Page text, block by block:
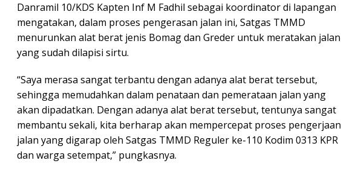
Danramil 10/KDS Kapten Inf M Fadhil sebagai koordinator di lapangan
mengatakan, dalam proses pengerasan jalan ini, Satgas TMMD
menurunkan alat berat jenis Bomag dan Greder untuk meratakan jalan
yang sudah dilapisi sirtu.
“Saya merasa sangat terbantu dengan adanya alat berat tersebut,
sehingga memudahkan dalam penataan dan pemerataan jalan yang
akan dipadatkan. Dengan adanya alat berat tersebut, tentunya sangat
membantu sekali, kita berharap akan mempercepat proses pengerjaan
jalan yang digarap oleh Satgas TMMD Reguler ke-110 Kodim 0313 KPR
dan warga setempat,” pungkasnya.